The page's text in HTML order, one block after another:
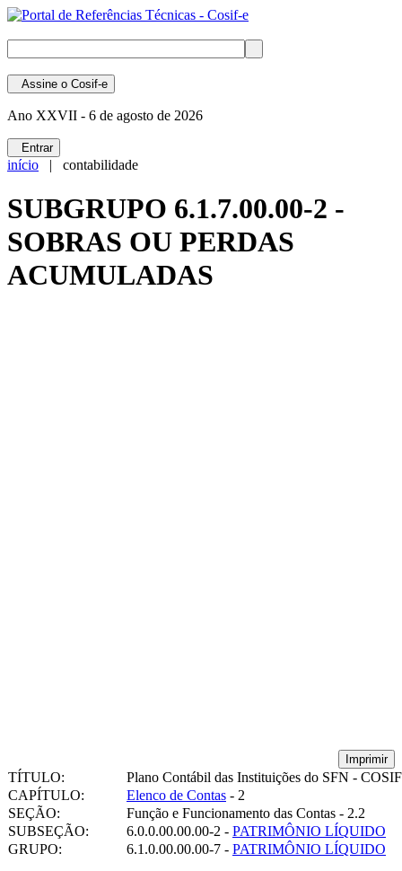
Assine o Cosif-e
Ano XXVII - 6 de agosto de 2026
Entrar
início | contabilidade
SUBGRUPO 6.1.7.00.00-2 -
SOBRAS OU PERDAS
ACUMULADAS
Imprimir
TÍTULO:
Plano Contábil das Instituições do SFN - COSIF
CAPÍTULO:
Elenco de Contas - 2
SEÇÃO:
Função e Funcionamento das Contas - 2.2
SUBSEÇÃO:
6.0.0.00.00.00-2 - PATRIMÔNIO LÍQUIDO
GRUPO:
6.1.0.00.00.00-7 - PATRIMÔNIO LÍQUIDO